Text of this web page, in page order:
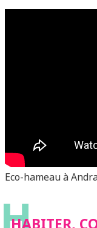
Eco-hameau à
HABITER,